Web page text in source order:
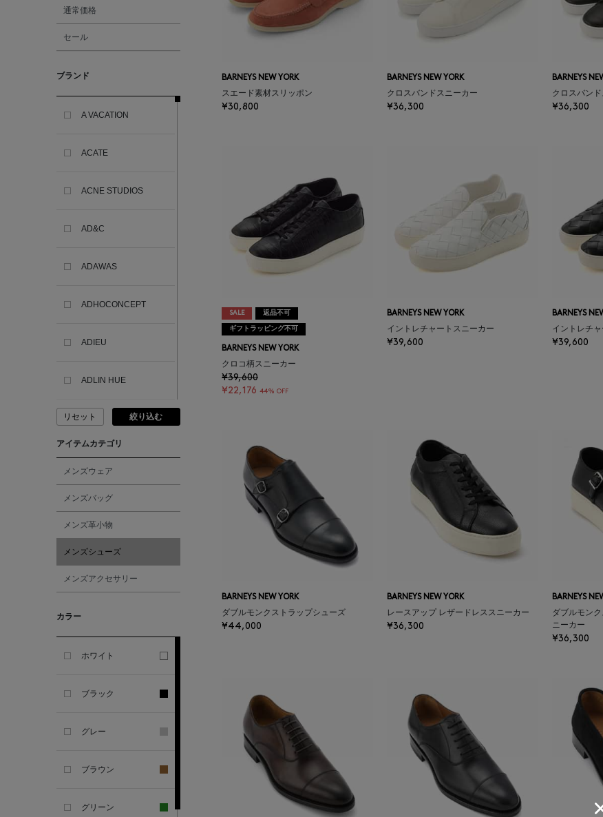
通常価格
セール
ブランド
A VACATION
ACATE
ACNE STUDIOS
AD&C
ADAWAS
ADHOCONCEPT
ADIEU
ADLIN HUE
ADVISORY BOARD
AESOP
ALBERT THURSTON
リセット 絞り込む
アイテムカテゴリ
メンズウェア
メンズバッグ
メンズ革小物
メンズシューズ
メンズアクセサリー
カラー
ホワイト
ブラック
グレー
ブラウン
グリーン
BARNEYS NEW YORK
スエード素材スリッポン
¥30,800
BARNEYS NEW YORK
クロスバンドスニーカー
¥36,300
BARNEYS
クロスバン
¥36,300
SALE 返品不可
ギフトラッピング不可
BARNEYS NEW YORK
クロコ柄スニーカー
¥39,600
¥22,176 44% OFF
BARNEYS NEW YORK
イントレチャートスニーカー
¥39,600
BARNEYS
イントレチ
¥39,600
BARNEYS NEW YORK
ダブルモンクストラップシューズ
¥44,000
BARNEYS NEW YORK
レースアップ レザードレススニーカー
¥36,300
BARNEYS
ダブルモン
ニーカー
¥36,300